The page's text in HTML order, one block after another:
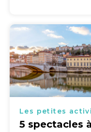
Les petites
5 spectacles